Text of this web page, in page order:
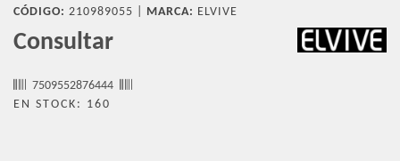
CÓDIGO: 210989055 | MARCA: ELVIVE
Consultar
7509552876444
EN STOCK: 160